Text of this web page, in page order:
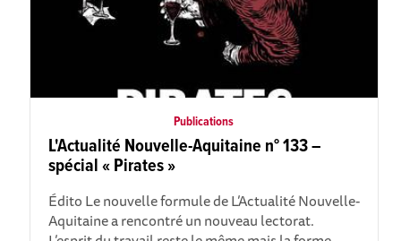
Publications
L'Actualité Nouvelle-Aquitaine n° 133 –
spécial « Pirates »
Édito Le nouvelle formule de L’Actualité Nouvelle-
Aquitaine a rencontré un nouveau lectorat.